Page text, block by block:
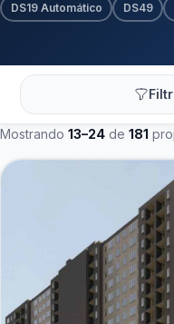
DS19 Automático
DS49
Mostrando 13–24 de 181